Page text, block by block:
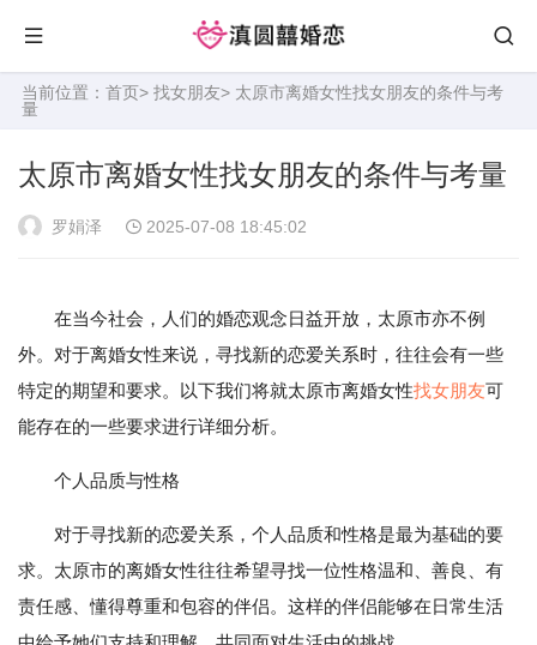
当前位置： 首页> 找女朋友> 太原市离婚女性找女朋友的条件与考
量
太原市离婚女性找女朋友的条件与考量
罗娟泽 2025-07-08 18:45:02
在当今社会，人们的婚恋观念日益开放，太原市亦不例
外。对于离婚女性来说，寻找新的恋爱关系时，往往会有一些
特定的期望和要求。以下我们将就太原市离婚女性找女朋友可
能存在的一些要求进行详细分析。
个人品质与性格
对于寻找新的恋爱关系，个人品质和性格是最为基础的要
求。太原市的离婚女性往往希望寻找一位性格温和、善良、有
责任感、懂得尊重和包容的伴侣。这样的伴侣能够在日常生活